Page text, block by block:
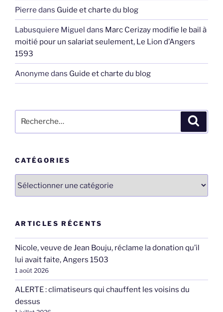
Pierre dans Guide et charte du blog
Labusquiere Miguel dans Marc Cerizay modifie le bail à
moitié pour un salariat seulement, Le Lion d’Angers
1593
Anonyme dans Guide et charte du blog
pour
CATÉGORIES
ARTICLES RÉCENTS
Nicole, veuve de Jean Bouju, réclame la donation qu’il
lui avait faite, Angers 1503
1 août 2026
ALERTE : climatiseurs qui chauffent les voisins du
dessus